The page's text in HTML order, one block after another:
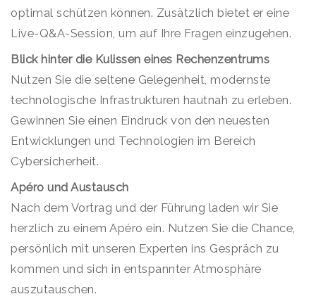
optimal schützen können. Zusätzlich bietet er eine
Live-Q&A-Session, um auf Ihre Fragen einzugehen.
Blick hinter die Kulissen eines Rechenzentrums
Nutzen Sie die seltene Gelegenheit, modernste
technologische Infrastrukturen hautnah zu erleben.
Gewinnen Sie einen Eindruck von den neuesten
Entwicklungen und Technologien im Bereich
Cybersicherheit.
Apéro und Austausch
Nach dem Vortrag und der Führung laden wir Sie
herzlich zu einem Apéro ein. Nutzen Sie die Chance,
persönlich mit unseren Experten ins Gespräch zu
kommen und sich in entspannter Atmosphäre
auszutauschen.